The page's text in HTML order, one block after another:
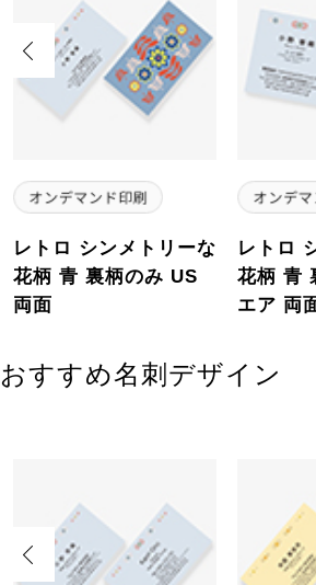
レトロ シンメトリーな
花柄 青 裏柄のみ US
両面
レトロ
花柄 青
エア 両
Previous
おすすめ名刺デザイン
Previous